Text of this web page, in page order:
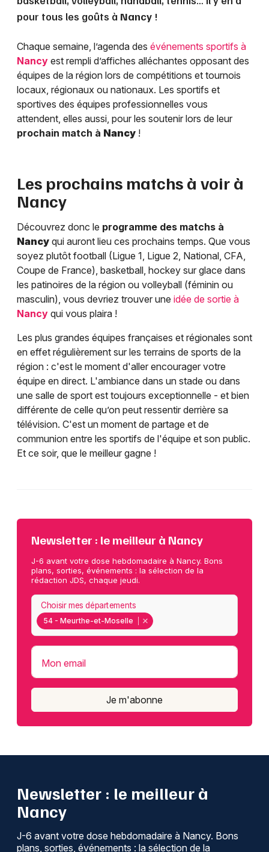
pour tous les goûts à Nancy !
Chaque semaine, l’agenda des événements sportifs à
Nancy est rempli d’affiches alléchantes opposant des
équipes de la région lors de compétitions et tournois
locaux, régionaux ou nationaux. Les sportifs et
sportives des équipes professionnelles vous
attendent, elles aussi, pour les soutenir lors de leur
prochain match à Nancy !
Les prochains matchs à voir à
Nancy
Découvrez donc le programme des matchs à
Nancy qui auront lieu ces prochains temps. Que vous
soyez plutôt football (Ligue 1, Ligue 2, National, CFA,
Coupe de France), basketball, hockey sur glace dans
les patinoires de la région ou volleyball (féminin ou
masculin), vous devriez trouver une idée de sortie à
Nancy qui vous plaira !
Les plus grandes équipes françaises et régionales sont
en effet régulièrement sur les terrains de sports de la
région : c'est le moment d'aller encourager votre
équipe en direct. L'ambiance dans un stade ou dans
une salle de sport est toujours exceptionnelle - et bien
différente de celle qu’on peut ressentir derrière sa
télévision. C'est un moment de partage et de
communion entre les sportifs de l'équipe et son public.
Et ce soir, que le meilleur gagne !
Newsletter : le meilleur à Nancy
J-6 avant votre dose hebdomadaire à Nancy. Bons
plans, sorties, événements : la sélection de la
rédaction JDS, chaque jeudi.
54 - Meurthe-et-Moselle
Choisir mes départements
Mon email
Je m'abonne
Newsletter : le meilleur à
Nancy
J-6 avant votre dose hebdomadaire à Nancy. Bons
plans, sorties, événements : la sélection de la